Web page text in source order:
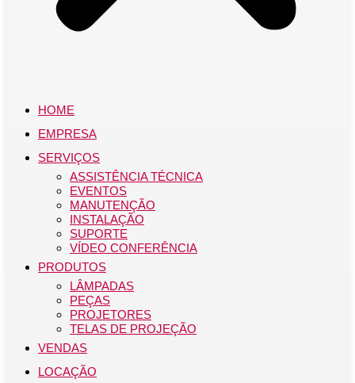
HOME
EMPRESA
SERVIÇOS
ASSISTÊNCIA TÉCNICA
EVENTOS
MANUTENÇÃO
INSTALAÇÃO
SUPORTE
VÍDEO CONFERÊNCIA
PRODUTOS
LÂMPADAS
PEÇAS
PROJETORES
TELAS DE PROJEÇÃO
VENDAS
LOCAÇÃO